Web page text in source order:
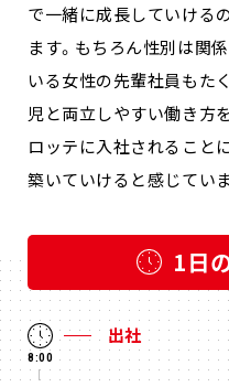
で一緒に成長していける
ます。もちろん性別は関
いる女性の先輩社員もた
児と両立しやすい働き方
ロッテに入社されること
築いていけると感じていま
1日
8:00
出社